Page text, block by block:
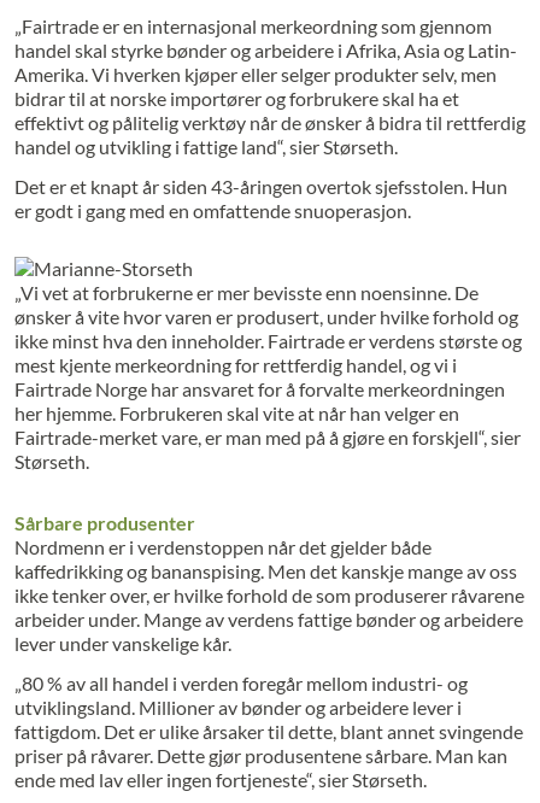
„Fairtrade er en internasjonal merkeordning som gjennom
handel skal styrke bønder og arbeidere i Afrika, Asia og Latin-
Amerika. Vi hverken kjøper eller selger produkter selv, men
bidrar til at norske importører og forbrukere skal ha et
effektivt og pålitelig verktøy når de ønsker å bidra til rettferdig
handel og utvikling i fattige land“, sier Størseth.
Det er et knapt år siden 43-åringen overtok sjefsstolen. Hun
er godt i gang med en omfattende snuoperasjon.
„Vi vet at forbrukerne er mer bevisste enn noensinne. De
ønsker å vite hvor varen er produsert, under hvilke forhold og
ikke minst hva den inneholder. Fairtrade er verdens største og
mest kjente merkeordning for rettferdig handel, og vi i
Fairtrade Norge har ansvaret for å forvalte merkeordningen
her hjemme. Forbrukeren skal vite at når han velger en
Fairtrade-merket vare, er man med på å gjøre en forskjell“, sier
Størseth.
Sårbare produsenter
Nordmenn er i verdenstoppen når det gjelder både
kaffedrikking og bananspising. Men det kanskje mange av oss
ikke tenker over, er hvilke forhold de som produserer råvarene
arbeider under. Mange av verdens fattige bønder og arbeidere
lever under vanskelige kår.
„80 % av all handel i verden foregår mellom industri- og
utviklingsland. Millioner av bønder og arbeidere lever i
fattigdom. Det er ulike årsaker til dette, blant annet svingende
priser på råvarer. Dette gjør produsentene sårbare. Man kan
ende med lav eller ingen fortjeneste“, sier Størseth.